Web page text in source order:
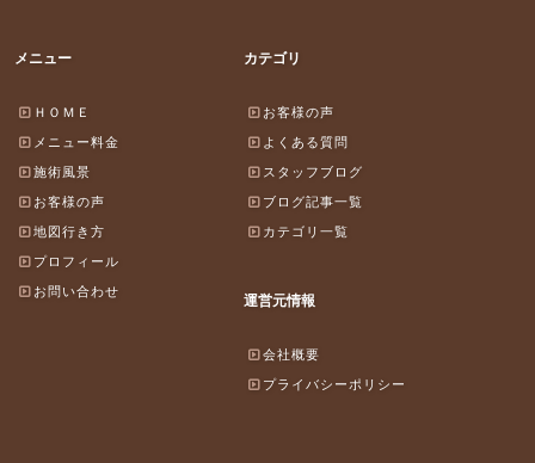
メニュー
ＨＯＭＥ
メニュー料金
施術風景
お客様の声
地図行き方
プロフィール
お問い合わせ
カテゴリ
お客様の声
よくある質問
スタッフブログ
ブログ記事一覧
カテゴリ一覧
運営元情報
会社概要
プライバシーポリシー